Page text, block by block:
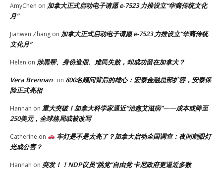
AmyChen on 加拿大正式启动电子请愿 e-7523 力推设立“华裔传统文化
月”
Jianwen Zhang on 加拿大正式启动电子请愿 e-7523 力推设立“华裔传统
文化月”
Helen on 涉黑帮、身份造假、难民失败，却成功留在加拿大？
Vera Brennan on 800名顾问背后的雄心：宏泰金融总部扩容，安泰保
险正式亮相
Hannah on 重大突破！加拿大科学家逼近“治愈艾滋病”——成本或降至
250美元，全球格局或被改写
Catherine on
车灯是不是太亮了？加拿大启动全国调查：夜间刺眼灯
光成公害？
Hannah on 突发！！NDP议员“跳党”自由党 卡尼政府更逼近多数